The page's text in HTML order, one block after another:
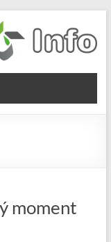
moment